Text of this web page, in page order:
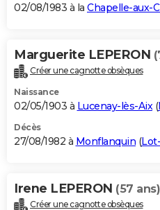
02/08/1983 à la Chapelle-aux-
Marguerite LEPERON
Créer une cagnotte obsèques
Naissance
02/05/1903 à Lucenay-lès-Aix(
Décès
27/08/1982 à Monflanquin (
Irene LEPERON (57 ans)
Créer une cagnotte obsèques